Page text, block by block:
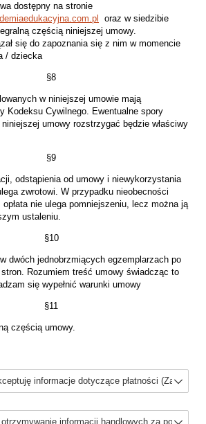
dostępny na stronie
oraz w siedzibie
częścią niniejszej umowy.
się do zapoznania się z nim w momencie
/ dziecka
§8
w niniejszej umowie mają
Kodeksu Cywilnego. Ewentualne spory
umowy rozstrzygać będzie właściwy
§9
odstąpienia od umowy i niewykorzystania
zwrotowi. W przypadku nieobecności
nie ulega pomniejszeniu, lecz można ją
ustaleniu.
§10
dwóch jednobrzmiących egzemplarzach po
Rozumiem treść umowy świadcząc to
się wypełnić warunki umowy
§11
częścią umowy.